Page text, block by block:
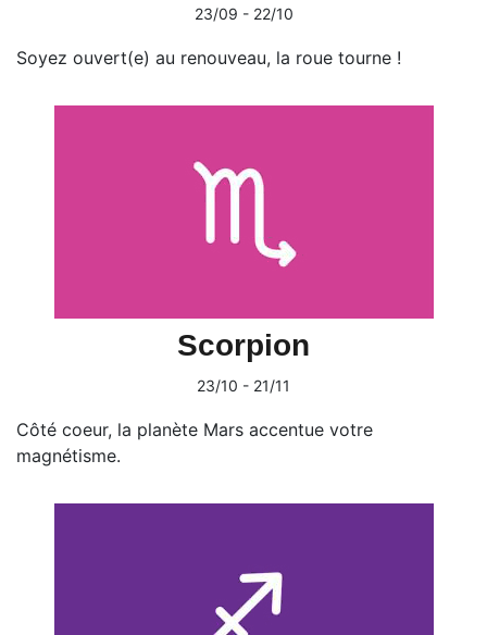
23/09 - 22/10
Soyez ouvert(e) au renouveau, la roue tourne !
Scorpion
23/10 - 21/11
Côté coeur, la planète Mars accentue votre
magnétisme.